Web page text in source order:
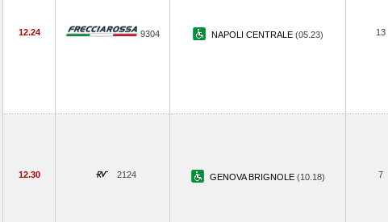
12.24 9304 NAPOLI CENTRALE (05.23) 13
12.30 2124 GENOVA BRIGNOLE (10.18) 7